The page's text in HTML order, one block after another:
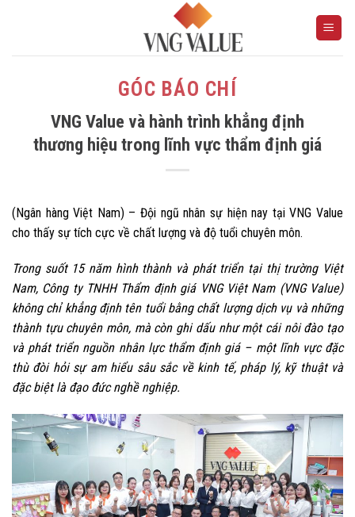
GÓC BÁO CHÍ
VNG Value và hành trình khẳng định
thương hiệu trong lĩnh vực thẩm định giá
(Ngân hàng Việt Nam) – Đội ngũ nhân sự hiện nay tại VNG Value
cho thấy sự tích cực về chất lượng và độ tuổi chuyên môn.
Trong suốt 15 năm hình thành và phát triển tại thị trường Việt
Nam, Công ty TNHH Thẩm định giá VNG Việt Nam (VNG Value)
không chỉ khẳng định tên tuổi bằng chất lượng dịch vụ và những
thành tựu chuyên môn, mà còn ghi dấu như một cái nôi đào tạo
và phát triển nguồn nhân lực thẩm định giá – một lĩnh vực đặc
thù đòi hỏi sự am hiểu sâu sắc về kinh tế, pháp lý, kỹ thuật và
đặc biệt là đạo đức nghề nghiệp.